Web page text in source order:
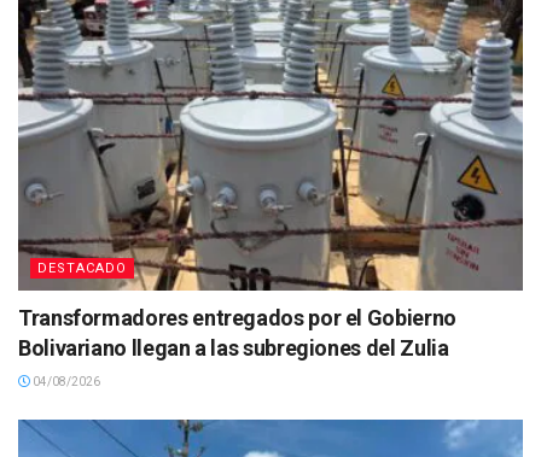
DESTACADO
Transformadores entregados por el Gobierno
Bolivariano llegan a las subregiones del Zulia
04/08/2026